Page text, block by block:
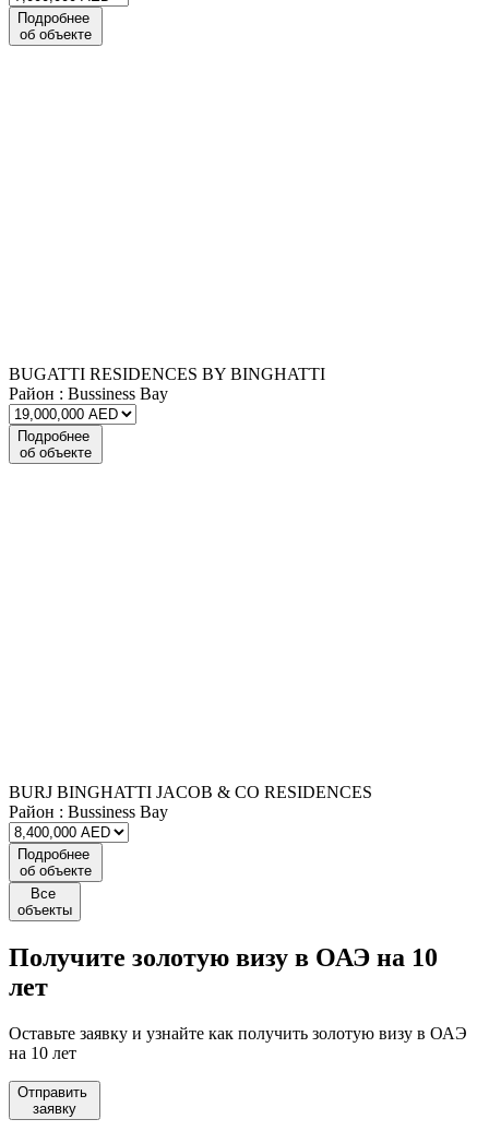
Подробнее
об объекте
BUGATTI RESIDENCES BY BINGHATTI
Район : Bussiness Bay
Подробнее
об объекте
BURJ BINGHATTI JACOB & CO RESIDENCES
Район : Bussiness Bay
Подробнее
об объекте
Все
объекты
Получите золотую визу в ОАЭ на 10
лет
Оставьте заявку и узнайте как получить золотую визу в ОАЭ
на 10 лет
Отправить
заявку